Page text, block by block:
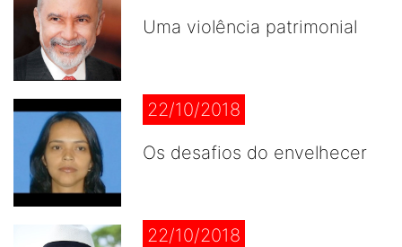
Uma violência patrimonial
22/10/2018
Os desafios do envelhecer
22/10/2018